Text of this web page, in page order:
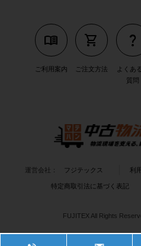
menu_book
ご利用案内
shopping_cart
ご注文方法
question_mark
よくあ
質問
運営会社： フジテックス 利
特定商取引法に基づく表記
FUJITEX All Rights